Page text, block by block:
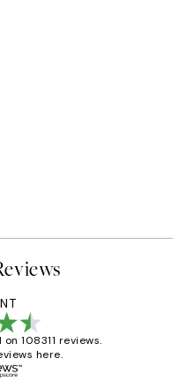
on 108311 reviews.
here.